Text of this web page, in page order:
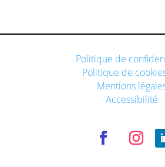
Politique de
Politique de
Mentions
Accessibilité